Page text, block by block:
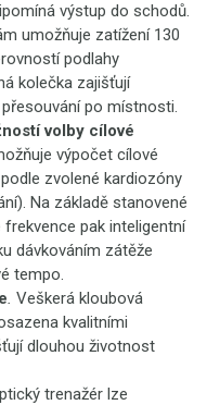
výstup do schodů.
umožňuje zatížení 130
podlahy
kolečka zajišťují
po místnosti.
volby cílové
výpočet cílové
zvolené kardiozóny
Na základě stanovené
pak inteligentní
dávkováním zátěže
tempo.
. Veškerá kloubová
kvalitními
dlouhou životnost
trenažér lze